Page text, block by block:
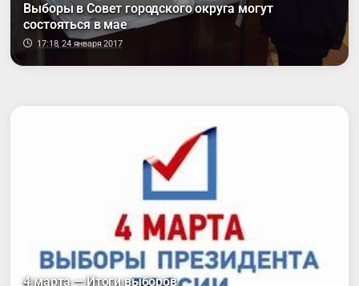
Выборы в Совет городского округа могут
состояться в мае
17:18, 24 января 2017
4 марта — Итоги выборов